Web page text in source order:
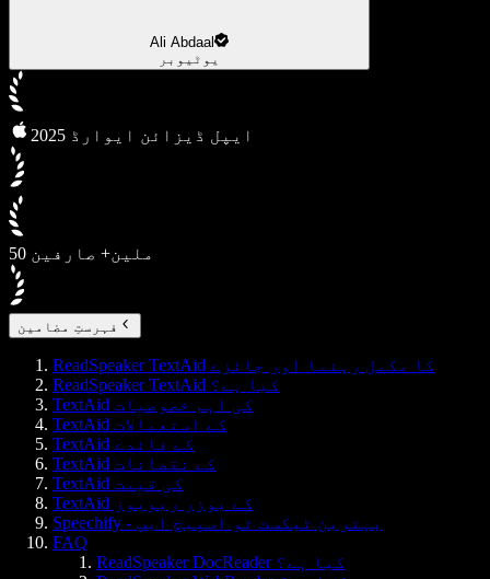
Ali Abdaal
یوٹیوبر
2025 ایپل ڈیزائن ایوارڈ
50 ملین+ صارفین
فہرستِ مضامین
ReadSpeaker TextAid کا مکمل رہنما اور جائزے
ReadSpeaker TextAid کیا ہے؟
TextAid کی اہم خصوصیات
TextAid کے استعمالات
TextAid کے فائدے
TextAid کے نقصانات
TextAid کی قیمت
TextAid کے یوزر ریویوز
Speechify - بہترین ٹیکسٹ ٹو اسپیچ ایپ
FAQ
ReadSpeaker DocReader کیا ہے؟